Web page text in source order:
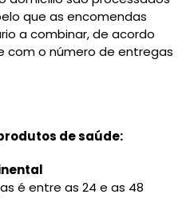
que as encomendas
a combinar, de acordo
com o número de entregas
de saúde:
é entre as 24 e as 48